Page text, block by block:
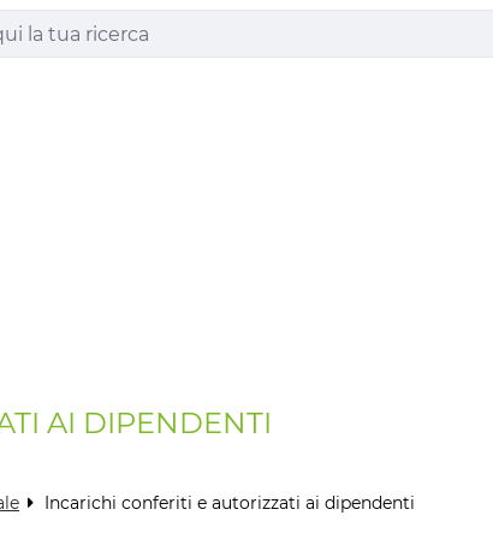
AI DIPENDENTI
Incarichi conferiti e autorizzati ai dipendenti